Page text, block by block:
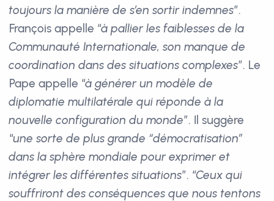
toujours la manière de s’en sortir indemnes”.
François appelle “à pallier les faiblesses de la
Communauté Internationale, son manque de
coordination dans des situations complexes”. Le
Pape appelle “à générer un modèle de
diplomatie multilatérale qui réponde à la
nouvelle configuration du monde”. Il suggère
“une sorte de plus grande “démocratisation”
dans la sphère mondiale pour exprimer et
intégrer les différentes situations”. “Ceux qui
souffriront des conséquences que nous tentons